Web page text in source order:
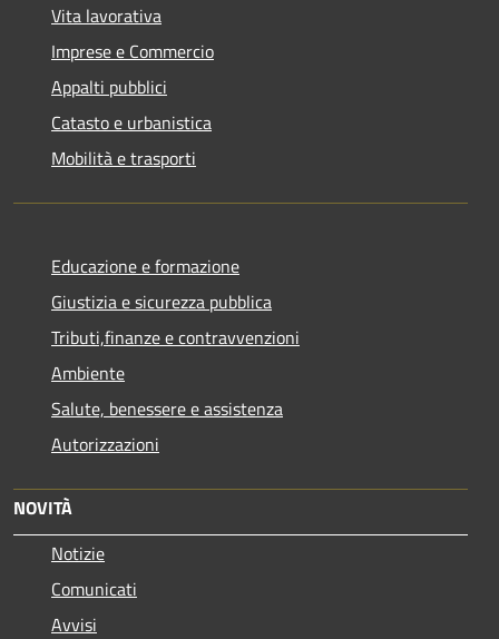
Vita lavorativa
Imprese e Commercio
Appalti pubblici
Catasto e urbanistica
Mobilità e trasporti
Educazione e formazione
Giustizia e sicurezza pubblica
Tributi,finanze e contravvenzioni
Ambiente
Salute, benessere e assistenza
Autorizzazioni
NOVITÀ
Notizie
Comunicati
Avvisi